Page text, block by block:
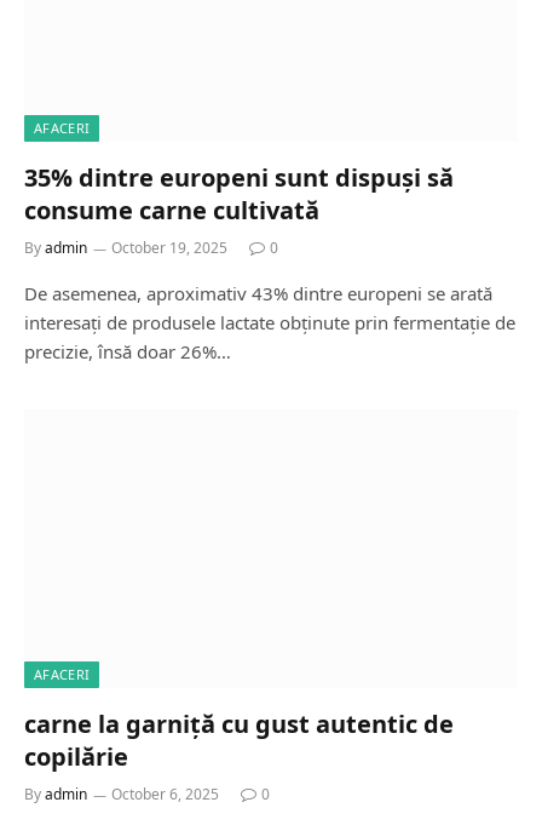
AFACERI
35% dintre europeni sunt dispuși să
consume carne cultivată
Byadmin October 19, 2025 0
De asemenea, aproximativ 43% dintre europeni se arată
interesați de produsele lactate obținute prin fermentație de
precizie, însă doar 26%…
AFACERI
carne la garniță cu gust autentic de
copilărie
Byadmin October 6, 2025 0